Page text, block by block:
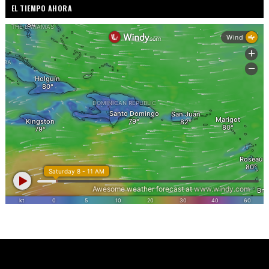
EL TIEMPO AHORA